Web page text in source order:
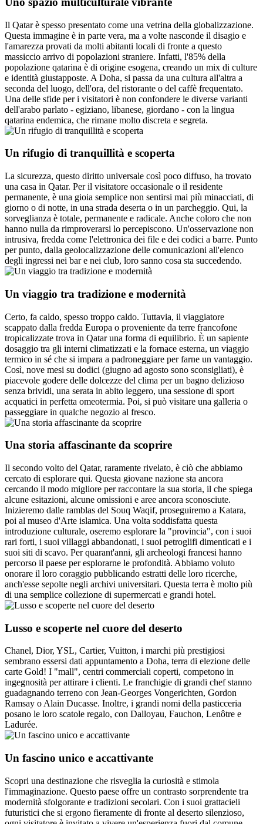
Il Qatar è spesso presentato come una vetrina della globalizzazione.
Questa immagine è in parte vera, ma a volte nasconde il disagio e
l'amarezza provati da molti abitanti locali di fronte a questo
massiccio arrivo di popolazioni straniere. Infatti, l'85% della
popolazione qatarina è di origine esogena, creando un mix di culture
e identità giustapposte. A Doha, si passa da una cultura all'altra a
seconda del luogo, dell'ora, del ristorante o del caffè frequentato.
Una delle sfide per i visitatori è non confondere le diverse varianti
dell'arabo parlato - egiziano, libanese, giordano - con la lingua
qatarina endemica, che rimane molto discreta e segreta.
Un rifugio di tranquillità e scoperta
La sicurezza, questo diritto universale così poco diffuso, ha trovato
una casa in Qatar. Per il visitatore occasionale o il residente
permanente, è una gioia semplice non sentirsi mai più minacciati, di
giorno o di notte, in una strada deserta o in un parcheggio. Qui, la
sorveglianza è totale, permanente e radicale. Anche coloro che non
hanno nulla da rimproverarsi lo percepiscono. Un'osservazione non
intrusiva, fredda come l'elettronica dei file e dei codici a barre. Punto
per punto, dalla geolocalizzazione delle comunicazioni all'elenco
degli ingressi nei bar e nei club, loro sanno cosa sta succedendo.
Un viaggio tra tradizione e modernità
Certo, fa caldo, spesso troppo caldo. Tuttavia, il viaggiatore
scappato dalla fredda Europa o proveniente da terre francofone
tropicalizzate trova in Qatar una forma di equilibrio. È un sapiente
dosaggio tra gli interni climatizzati e la fornace esterna, un viaggio
termico in sé che si impara a padroneggiare per farne un vantaggio.
Così, nove mesi su dodici (giugno ad agosto sono sconsigliati), è
piacevole godere delle dolcezze del clima per un bagno delizioso
senza brividi, una serata in abito leggero, una sessione di sport
acquatici in perfetta omeotermia. Poi, si può visitare una galleria o
passeggiare in qualche negozio al fresco.
Una storia affascinante da scoprire
Il secondo volto del Qatar, raramente rivelato, è ciò che abbiamo
cercato di esplorare qui. Questa giovane nazione sta ancora
cercando il modo migliore per raccontare la sua storia, il che spiega
alcune esitazioni, alcune omissioni e aree ancora sconosciute.
Inizieremo dalle ramblas del Souq Waqif, proseguiremo a Katara,
poi al museo d'Arte islamica. Una volta soddisfatta questa
introduzione culturale, oseremo esplorare la "provincia", con i suoi
rari forti, i suoi villaggi abbandonati, i suoi petroglifi dimenticati e i
suoi siti di scavo. Per quarant'anni, gli archeologi francesi hanno
percorso il paese per esplorarne le profondità. Abbiamo voluto
onorare il loro coraggio pubblicando estratti delle loro ricerche,
anch'esse sepolte negli archivi universitari. Questa terra è molto più
di una semplice collezione di supermercati e grandi hotel.
Lusso e scoperte nel cuore del deserto
Chanel, Dior, YSL, Cartier, Vuitton, i marchi più prestigiosi
sembrano essersi dati appuntamento a Doha, terra di elezione delle
carte Gold! I "mall", centri commerciali coperti, competono in
ingegnosità per attirare i clienti. Le franchigie di grandi chef stanno
guadagnando terreno con Jean-Georges Vongerichten, Gordon
Ramsay o Alain Ducasse. Inoltre, i grandi nomi della pasticceria
posano le loro scatole regalo, con Dalloyau, Fauchon, Lenôtre e
Ladurée.
Un fascino unico e accattivante
Scopri una destinazione che risveglia la curiosità e stimola
l'immaginazione. Questo paese offre un contrasto sorprendente tra
modernità sfolgorante e tradizioni secolari. Con i suoi grattacieli
futuristici che si ergono fieramente di fronte al deserto silenzioso,